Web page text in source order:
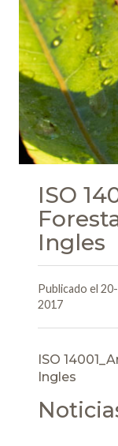
ISO
Ingles
Publicado el
2017
ISO
Ingles